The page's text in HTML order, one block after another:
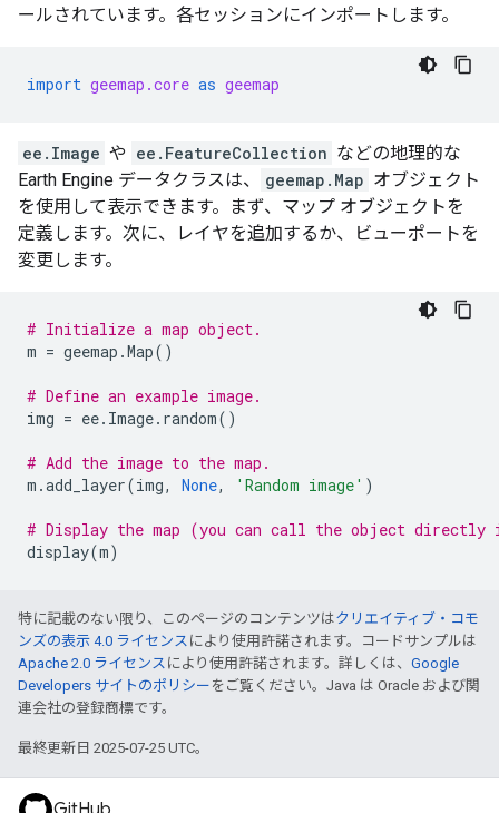
ールされています。各セッションにインポートします。
import geemap.core as geemap
ee.Image や ee.FeatureCollection などの地理的な
Earth Engine データクラスは、
geemap.Map オブジェクト
を使用して表示できます。まず、マップ オブジェクトを
定義します。次に、レイヤを追加するか、ビューポートを
変更します。
# Initialize a map object.
m = geemap .Map()
# Define an example image.
img = ee. Image. random()
# Add the image to the map.
m .add_layer(img, None, 'Random image' )
# Display the map (you can call the object
display(m)
特に記載のない限り、このページのコンテンツはクリエイティブ・コモ
ンズの表示 4.0 ライセンス により使用許諾されます。コードサンプルは
Apache 2.0 ライセンス により使用許諾されます。詳しくは、 Google
Developers サイトのポリシー をご覧ください。Java は Oracle および関
連会社の登録商標です。
最終更新日 2025-07-25 UTC。